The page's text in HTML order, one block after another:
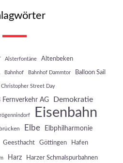
Alsterfontäne Altenbeken
Bahnhof Bahnhof Dammtor Balloon Sail
Christopher Street Day
Fernverkehr AG Demokratie
Eisenbahn
Elbe Elbphilharmonie
Geesthacht Göttingen Hafen
Harz Harzer Schmalspurbahnen